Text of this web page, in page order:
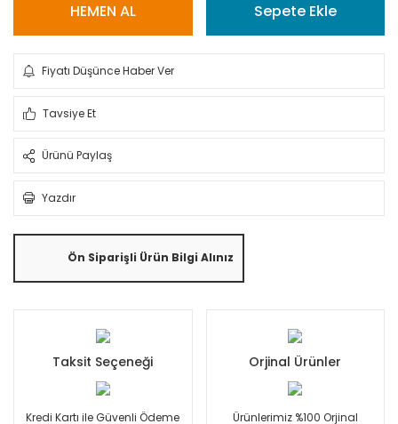
HEMEN AL Sepete Ekle
Fiyatı Düşünce Haber Ver
Tavsiye Et
Ürünü Paylaş
Yazdır
Ön Siparişli Ürün Bilgi Alınız
Taksit Seçeneği
Kredi Kartı ile Güvenli Ödeme
Orjinal Ürünler
Ürünlerimiz %100 Orjinal